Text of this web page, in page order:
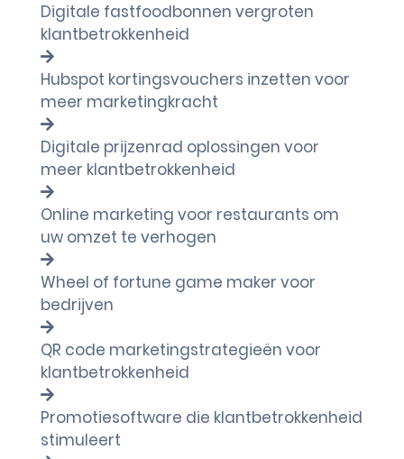
Digitale fastfoodbonnen vergroten
klantbetrokkenheid
Hubspot kortingsvouchers inzetten voor
meer marketingkracht
Digitale prijzenrad oplossingen voor
meer klantbetrokkenheid
Online marketing voor restaurants om
uw omzet te verhogen
Wheel of fortune game maker voor
bedrijven
QR code marketingstrategieën voor
klantbetrokkenheid
Promotiesoftware die klantbetrokkenheid
stimuleert